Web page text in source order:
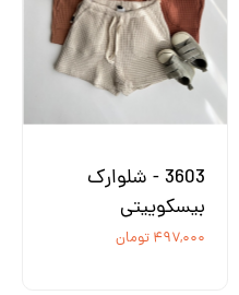
3603 - شلوارک
بیسکوییتی
۴۹۷,۰۰۰ تومان